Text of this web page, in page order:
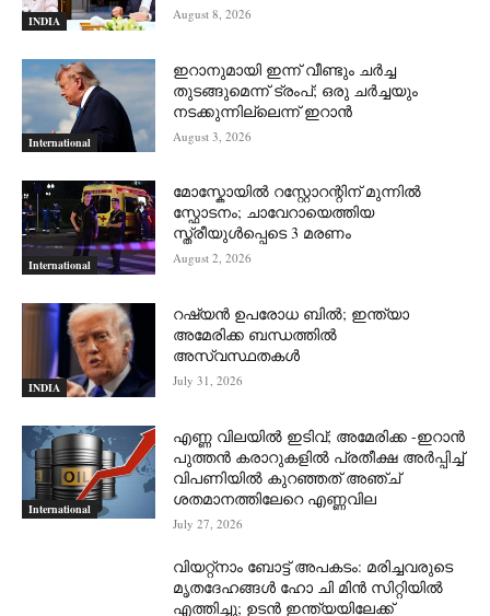
INDIA August 8, 2026
International
ഇറാനുമായി ഇന്ന് വീണ്ടും ചര്‍ച്ച
തുടങ്ങുമെന്ന് ട്രംപ്; ഒരു ചര്‍ച്ചയും
നടക്കുന്നില്ലെന്ന് ഇറാന്‍
August 3, 2026
International
മോസ്കോയിൽ റസ്റ്റോറന്റിന് മുന്നിൽ
സ്ഫോടനം; ചാവേറായെത്തിയ
സ്ത്രീയുൾപ്പെടെ 3 മരണം
August 2, 2026
INDIA
റഷ്യന്‍ ഉപരോധ ബില്‍; ഇന്ത്യാ
അമേരിക്ക ബന്ധത്തില്‍
അസ്വസ്ഥതകള്‍
July 31, 2026
International
എണ്ണ വിലയില്‍ ഇടിവ്; അമേരിക്ക -ഇറാന്‍
പുത്തന്‍ കരാറുകളില്‍ പ്രതീക്ഷ അര്‍പ്പിച്ച്
വിപണിയില്‍ കുറഞ്ഞത് അഞ്ച്
ശതമാനത്തിലേറെ എണ്ണവില
July 27, 2026
വിയറ്റ്നാം ബോട്ട് അപകടം: മരിച്ചവരുടെ
മൃതദേഹങ്ങൾ ഹോ ചി മിൻ സിറ്റിയിൽ
എത്തിച്ചു; ഉടൻ ഇന്ത്യയിലേക്ക്